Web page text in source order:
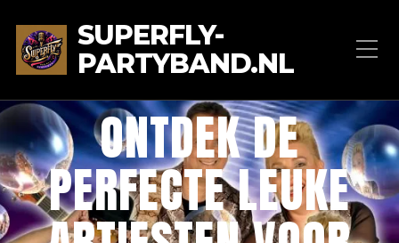
SUPERFLY-
PARTYBAND.NL
ONTDEK DE
PERFECTE LEUKE